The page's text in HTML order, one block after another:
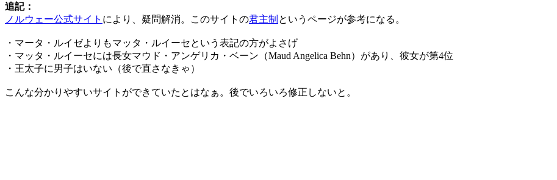
追記：
ノルウェー公式サイト により、疑問解消。このサイトの君主制 というページが参考になる。
・マータ・ルイゼよりもマッタ・ルイーセという表記の方がよさげ
・マッタ・ルイーセには長女マウド・アンゲリカ・ベーン（Maud Angelica Behn）があり、彼女が第4位
・王太子に男子はいない（後で直さなきゃ）
こんな分かりやすいサイトができていたとはなぁ。後でいろいろ修正しないと。